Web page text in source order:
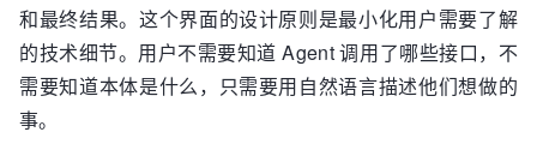
和最终结果。这个界面的设计原则是最小化用户需要了解
的技术细节。用户不需要知道 Agent 调用了哪些接口，不
需要知道本体是什么，只需要用自然语言描述他们想做的
事。